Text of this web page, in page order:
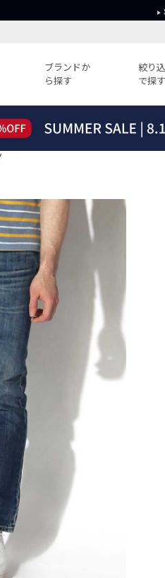
ブランドか
ら探す
絞り
で探す
すべての記事
HOTなコーデ TOP20
新ブランドご紹介！
人気記事ランキング
バイヤーズ レコメンド
今週の別注アイテム
ウィークリーコーデ
レコメンドアイテム
ピックアップアイテム
フォーカスブランド
セールおすすめアイテム
人気アイテム TOP 15